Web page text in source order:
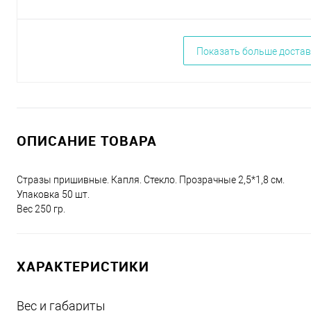
Показать больше
ОПИСАНИЕ ТОВАРА
Стразы пришивные. Капля. Стекло. Прозрачные 2,5*1,8 см.
Упаковка 50 шт.
Вес 250 гр.
ХАРАКТЕРИСТИКИ
Вес и габариты